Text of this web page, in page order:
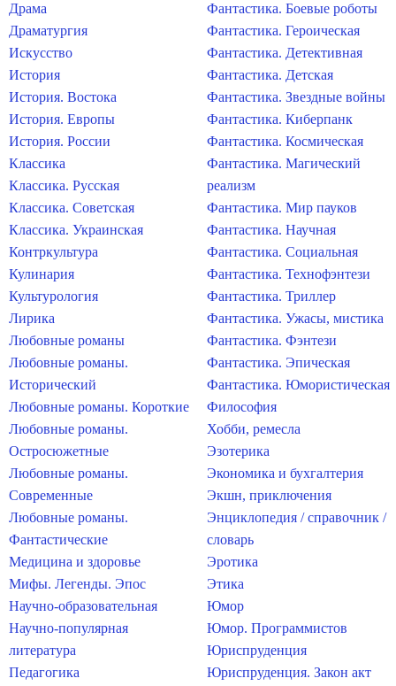
Драма
Драматургия
Искусство
История
История. Востока
История. Европы
История. России
Классика
Классика. Русская
Классика. Советская
Классика. Украинская
Контркультура
Кулинария
Культурология
Лирика
Любовные романы
Любовные романы.
Исторический
Любовные романы. Короткие
Любовные романы.
Остросюжетные
Любовные романы.
Современные
Любовные романы.
Фантастические
Медицина и здоровье
Мифы. Легенды. Эпос
Научно-образовательная
Научно-популярная
литература
Педагогика
Фантастика. Боевые роботы
Фантастика. Героическая
Фантастика. Детективная
Фантастика. Детская
Фантастика. Звездные войны
Фантастика. Киберпанк
Фантастика. Космическая
Фантастика. Магический
реализм
Фантастика. Мир пауков
Фантастика. Научная
Фантастика. Социальная
Фантастика. Технофэнтези
Фантастика. Триллер
Фантастика. Ужасы, мистика
Фантастика. Фэнтези
Фантастика. Эпическая
Фантастика. Юмористическая
Философия
Хобби, ремесла
Эзотерика
Экономика и бухгалтерия
Экшн, приключения
Энциклопедия / справочник /
словарь
Эротика
Этика
Юмор
Юмор. Программистов
Юриспруденция
Юриспруденция. Закон акт